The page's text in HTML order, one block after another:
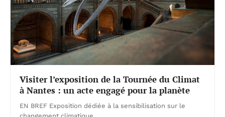
Visiter l’exposition de la Tournée du Climat
à Nantes : un acte engagé pour la planète
EN BREF Exposition dédiée à la sensibilisation sur le